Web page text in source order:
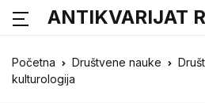
ANTIKVARIJAT
Početna Društvene nauke
kulturologija